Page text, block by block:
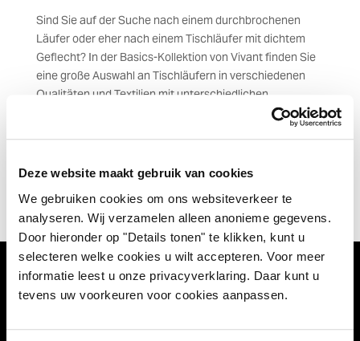
Deze website maakt gebruik van cookies
We gebruiken cookies om ons websiteverkeer te
analyseren. Wij verzamelen alleen anonieme gegevens.
Door hieronder op "Details tonen" te klikken, kunt u
selecteren welke cookies u wilt accepteren. Voor meer
informatie leest u onze privacyverklaring. Daar kunt u
tevens uw voorkeuren voor cookies aanpassen.
Sind Sie auf der Suche nach einem durchbrochenen
Läufer oder eher nach einem Tischläufer mit dichtem
Geflecht? In der Basics-Kollektion von Vivant finden Sie
eine große Auswahl an Tischläufern in verschiedenen
Qualitäten und Textilien mit unterschiedlichen
Strukturen. Möchten Sie es stilvoll und luxuriös oder
lieber schlicht und authentisch? In der Basics-Kollektion
Farblinien in verschiedenen Breiten.
Amerikalaan 21